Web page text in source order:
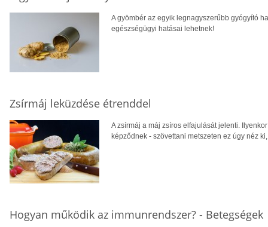
A gyömbér az egyik legnagyszerűbb gyógyító
egészségügyi hatásai lehetnek!
Zsírmáj leküzdése étrenddel
A zsírmáj a máj zsíros elfajulását jelenti.
képződnek - szövettani metszeten ez úgy néz
Hogyan működik az immunrendszer? - Betegségek